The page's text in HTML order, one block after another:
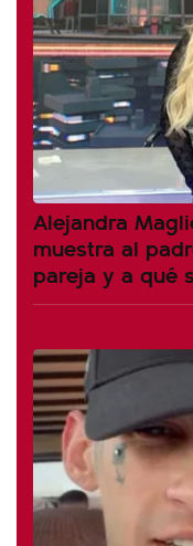
Alejandra
muestra al
pareja y a qué